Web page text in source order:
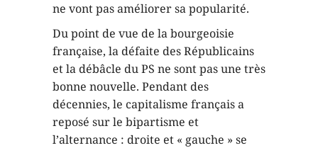
ne vont pas améliorer sa popularité.
Du point de vue de la bourgeoisie
française, la défaite des Républicains
et la débâcle du PS ne sont pas une très
bonne nouvelle. Pendant des
décennies, le capitalisme français a
reposé sur le bipartisme et
l’alternance : droite et « gauche » se